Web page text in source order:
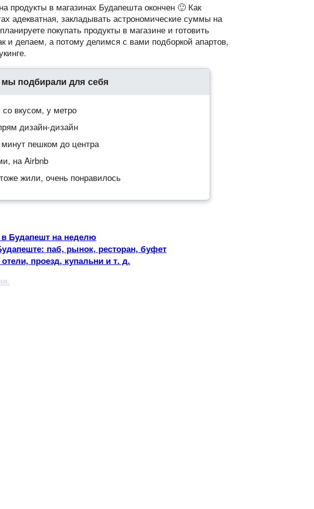
продукты в магазинах Будапешта окончен 🙂 Как
адекватная, закладывать астрономические суммы на
покупать продукты в магазине и готовить
и делаем, а потому делимся с вами подборкой апартов,
подбирали для себя
со вкусом, у метро
дизайн-дизайн
минут пешком до центра
на Airbnb
жили, очень понравилось
Будапешт на неделю
паб, рынок, ресторан, буфет
проезд, купальни и т. д.